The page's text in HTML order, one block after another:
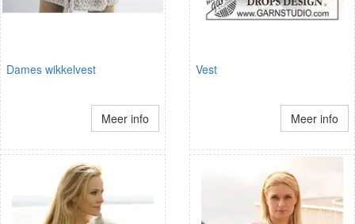
Dames wikkelvest
Meer info
Vest
Meer info